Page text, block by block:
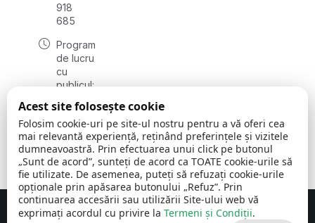
918
685
Program
de lucru
cu
publicul:
08:00 -
16:30
, vineri:
08:00 -
14:00
Concept realizat de Big Media Relații Publice SRL
Acest site folosește cookie
Folosim cookie-uri pe site-ul nostru pentru a vă oferi cea
mai relevantă experiență, reținând preferințele și vizitele
dumneavoastră. Prin efectuarea unui click pe butonul
„Sunt de acord”, sunteți de acord ca TOATE cookie-urile să
fie utilizate. De asemenea, puteți să refuzați cookie-urile
opționale prin apăsarea butonului „Refuz”. Prin
continuarea accesării sau utilizării Site-ului web vă
exprimați acordul cu privire la Termeni și Condiții.